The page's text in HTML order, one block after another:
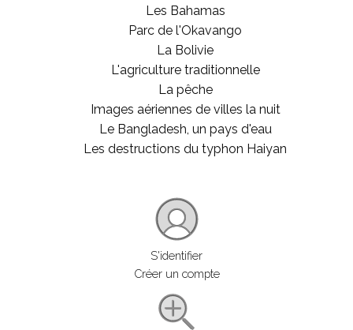
Les Bahamas
Parc de l'Okavango
La Bolivie
L'agriculture traditionnelle
La pêche
Images aériennes de villes la nuit
Le Bangladesh, un pays d'eau
Les destructions du typhon Haiyan
S'identifier
Créer un compte